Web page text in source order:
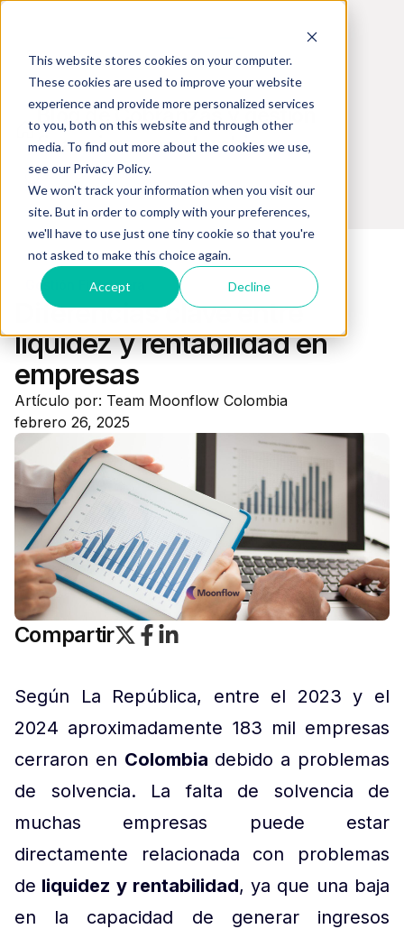
This website stores cookies on your computer.
These cookies are used to improve your website
experience and provide more personalized services
to you, both on this website and through other
media. To find out more about the cookies we use,
see our Privacy Policy.
We won't track your information when you visit our
site. But in order to comply with your preferences,
we'll have to use just one tiny cookie so that you're
not asked to make this choice again.
Accept Decline
Blog de Cobranzas y gestión
financiera en colombia
Gestión Financiera
Diferencias clave entre
liquidez y rentabilidad en
empresas
Artículo por: Team Moonflow Colombia
febrero 26, 2025
Compartir
Según La República, entre el 2023 y el
2024 aproximadamente 183 mil empresas
cerraron en Colombia debido a problemas
de solvencia. La falta de solvencia de
muchas empresas puede estar
directamente relacionada con problemas
de liquidez y rentabilidad, ya que una baja
en la capacidad de generar ingresos